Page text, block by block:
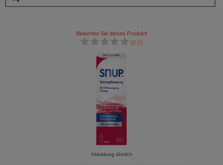
Bewerten Sie dieses Produkt!
(0.0)
Abbildung ähnlich